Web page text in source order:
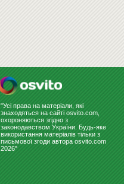
300грн
279
"Усі права на матеріали, які
знаходяться на сайті osvito.com,
охороняються згідно з
законодавством України. Будь-яке
використання матеріалів тільки з
письмової згоди автора osvito.com
2026"